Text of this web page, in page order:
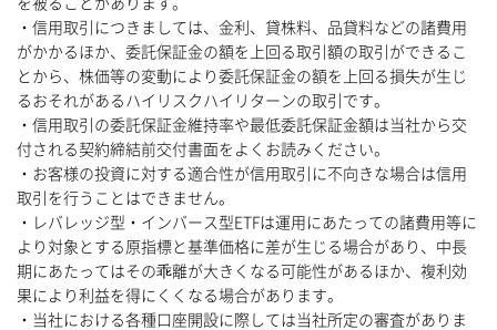
を被ることがあります。
・信用取引につきましては、金利、貸株料、品貸料などの諸費用
がかかるほか、委託保証金の額を上回る取引額の取引ができるこ
とから、株価等の変動により委託保証金の額を上回る損失が生じ
るおそれがあるハイリスクハイリターンの取引です。
・信用取引の委託保証金維持率や最低委託保証金額は当社から交
付される契約締結前交付書面をよくお読みください。
・お客様の投資に対する適合性が信用取引に不向きな場合は信用
取引を行うことはできません。
・レバレッジ型・インバース型ETFは運用にあたっての諸費用等に
より対象とする原指標と基準価格に差が生じる場合があり、中長
期にあたってはその乖離が大きくなる可能性があるほか、複利効
果により利益を得にくくなる場合があります。
・当社における各種口座開設に際しては当社所定の審査がありま